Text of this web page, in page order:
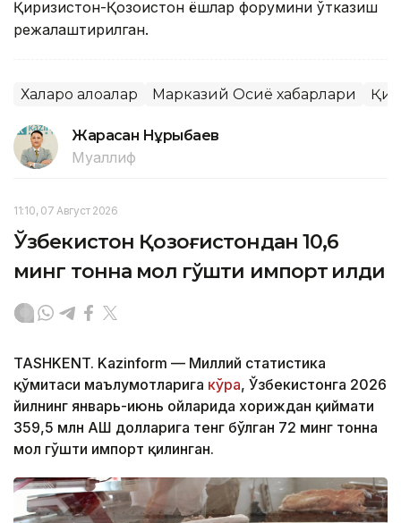
Қирғизистон-Қозоғистон ёшлар форумини ўтказиш
режалаштирилган.
Халқаро алоқалар Марказий Осиё хабарлари
Жарасқан Нұрыбаев
Муаллиф
11:10, 07 Август 2026
Ўзбекистон Қозоғистондан 10,6
минг тонна мол гўшти импорт қилди
TASHKENT. Kazinform — Миллий статистика
қўмитаси маълумотларига кўра, Ўзбекистонга 2026
йилнинг январь-июнь ойларида хориждан қиймати
359,5 млн АҚШ долларига тенг бўлган 72 минг тонна
мол гўшти импорт қилинган.